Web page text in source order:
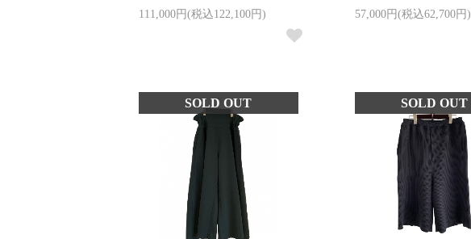
111,000円(税込122,100円) 57,000円(税込62,700円)